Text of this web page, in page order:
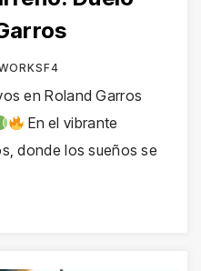
en Roland Garros
En el vibrante
donde los sueños se